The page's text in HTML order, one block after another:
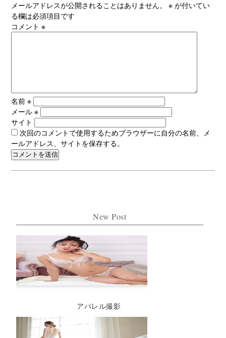
メールアドレスが公開されることはありません。 ※ が付いてい
る欄は必須項目です
コメント※
名前※
メール※
サイト
次回のコメントで使用するためブラウザーに自分の名前、メ
ールアドレス、サイトを保存する。
New Post
アパレル撮影